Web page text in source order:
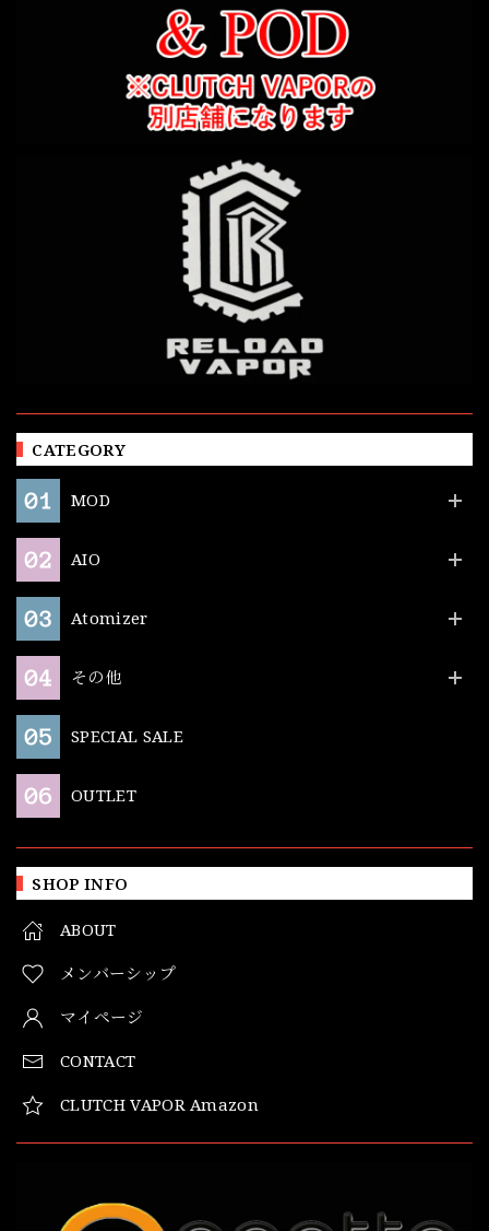
CATEGORY
MOD
AIO
Atomizer
その他
SPECIAL SALE
OUTLET
SHOP INFO
ABOUT
メンバーシップ
マイページ
CONTACT
CLUTCH VAPOR Amazon